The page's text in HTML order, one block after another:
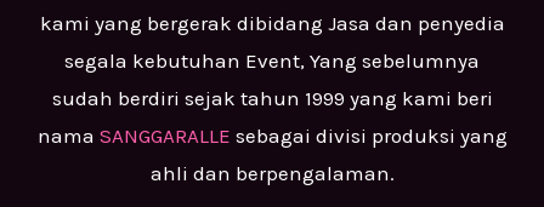
kami yang bergerak dibidang Jasa dan penyedia
segala kebutuhan Event, Yang sebelumnya
sudah berdiri sejak tahun 1999 yang kami beri
nama SANGGARALLE sebagai divisi produksi yang
ahli dan berpengalaman.